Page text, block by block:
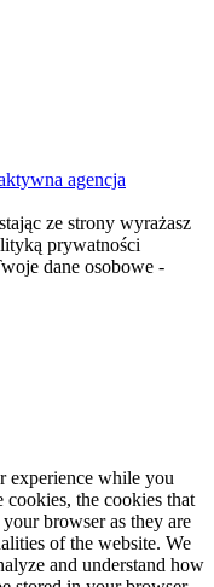
agencja
ze strony wyrażasz
prywatności
dane osobowe -
experience while you
cookies, the cookies that
browser as they are
of the website. We
and understand how